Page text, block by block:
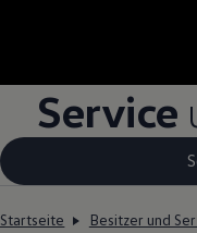
Service
Startseite Besitzer und